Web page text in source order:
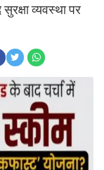
व्यवस्था पर